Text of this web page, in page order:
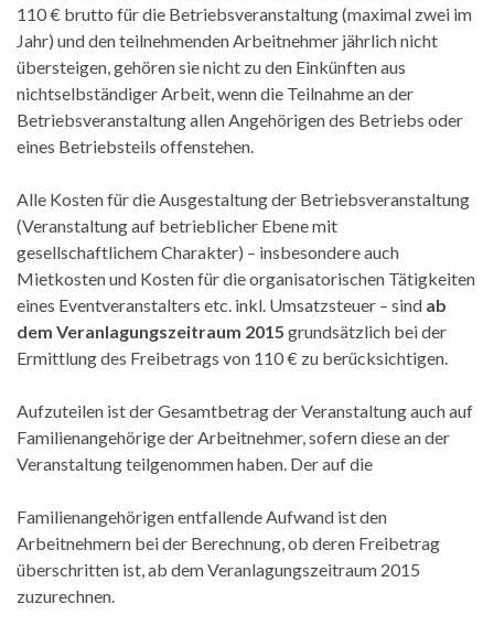
110 € brutto für die Betriebsveranstaltung (maximal zwei im
Jahr) und den teilnehmenden Arbeitnehmer jährlich nicht
übersteigen, gehören sie nicht zu den Einkünften aus
nichtselbständiger Arbeit, wenn die Teilnahme an der
Betriebsveranstaltung allen Angehörigen des Betriebs oder
eines Betriebsteils offenstehen.
Alle Kosten für die Ausgestaltung der Betriebsveranstaltung
(Veranstaltung auf betrieblicher Ebene mit
gesellschaftlichem Charakter) – insbesondere auch
Mietkosten und Kosten für die organisatorischen Tätigkeiten
eines Eventveranstalters etc. inkl. Umsatzsteuer – sind ab
dem Veranlagungszeitraum 2015 grundsätzlich bei der
Ermittlung des Freibetrags von 110 € zu berücksichtigen.
Aufzuteilen ist der Gesamtbetrag der Veranstaltung auch auf
Familienangehörige der Arbeitnehmer, sofern diese an der
Veranstaltung teilgenommen haben. Der auf die
Familienangehörigen entfallende Aufwand ist den
Arbeitnehmern bei der Berechnung, ob deren Freibetrag
überschritten ist, ab dem Veranlagungszeitraum 2015
zuzurechnen.